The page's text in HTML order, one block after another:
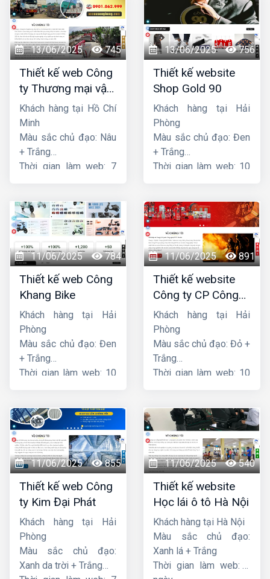
13/06/2025 745
Thiết kế web Công
ty Thương mại vận
tải Song Bằng
Khách hàng tại Hồ Chí
Minh
Màu sắc chủ đạo: Nâu
+ Trắng
Thời gian làm web: 7
13/06/2025 756
Thiết kế website
Shop Gold 90
Khách hàng tại Hải
Phòng
Màu sắc chủ đạo: Đen
+ Trắng
Thời gian làm web: 10
11/06/2025 784
Thiết kế web Công
Khang Bike
Khách hàng tại Hải
Phòng
Màu sắc chủ đạo: Đen
+ Trắng
Thời gian làm web: 10
11/06/2025 891
Thiết kế website
Công ty CP Công
nghệ PCCC Bắc Hà
Khách hàng tại Hải
Phòng
Màu sắc chủ đạo: Đỏ +
Trắng
Thời gian làm web: 10
11/06/2025 855
Thiết kế web Công
ty Kim Đại Phát
Khách hàng tại Hải
Phòng
Màu sắc chủ đạo:
Xanh da trời + Trắng
11/06/2025 540
Thiết kế website
Học lái ô tô Hà Nội
Khách hàng tại Hà Nội
Màu sắc chủ đạo:
Xanh lá + Trắng
Thời gian làm web: 7